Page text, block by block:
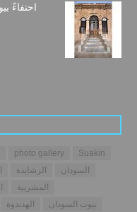
photo gallery
Suakin
الرشايدة
السودان
المشربية
الهدندوة
بيوت السودان